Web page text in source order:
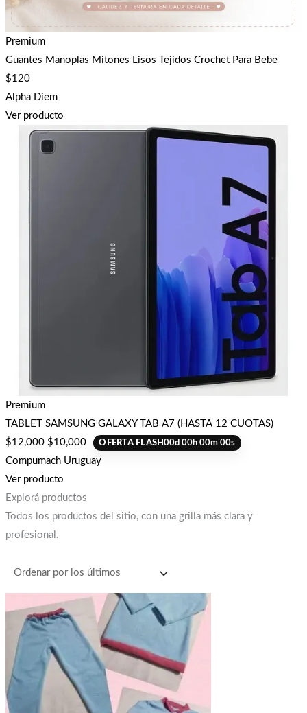
Premium
Guantes Manoplas Mitones Lisos Tejidos Crochet Para Bebe
$120
Alpha Diem
Ver producto
Premium
TABLET SAMSUNG GALAXY TAB A7 (HASTA 12 CUOTAS)
$12,000 $10,000 OFERTA FLASH00d00h00m00s
Compumach Uruguay
Ver producto
Explorá productos
Todos los productos del sitio, con una grilla más clara y
profesional.